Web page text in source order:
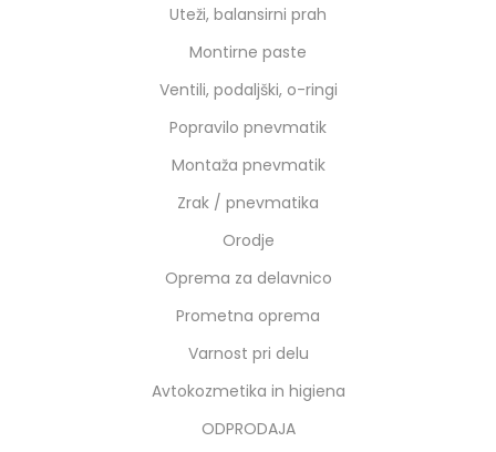
Uteži, balansirni prah
Montirne paste
Ventili, podaljški, o-ringi
Popravilo pnevmatik
Montaža pnevmatik
Zrak / pnevmatika
Orodje
Oprema za delavnico
Prometna oprema
Varnost pri delu
Avtokozmetika in higiena
ODPRODAJA